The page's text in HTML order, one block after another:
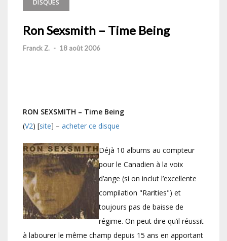
DISQUES
Ron Sexsmith – Time Being
Franck Z. - 18 août 2006
RON SEXSMITH – Time Being
(V2) [site] – acheter ce disque
Déjà 10 albums au compteur
pour le Canadien à la voix
d’ange (si on inclut l’excellente
compilation "Rarities") et
toujours pas de baisse de
régime. On peut dire qu’il réussit
à labourer le même champ depuis 15 ans en apportant